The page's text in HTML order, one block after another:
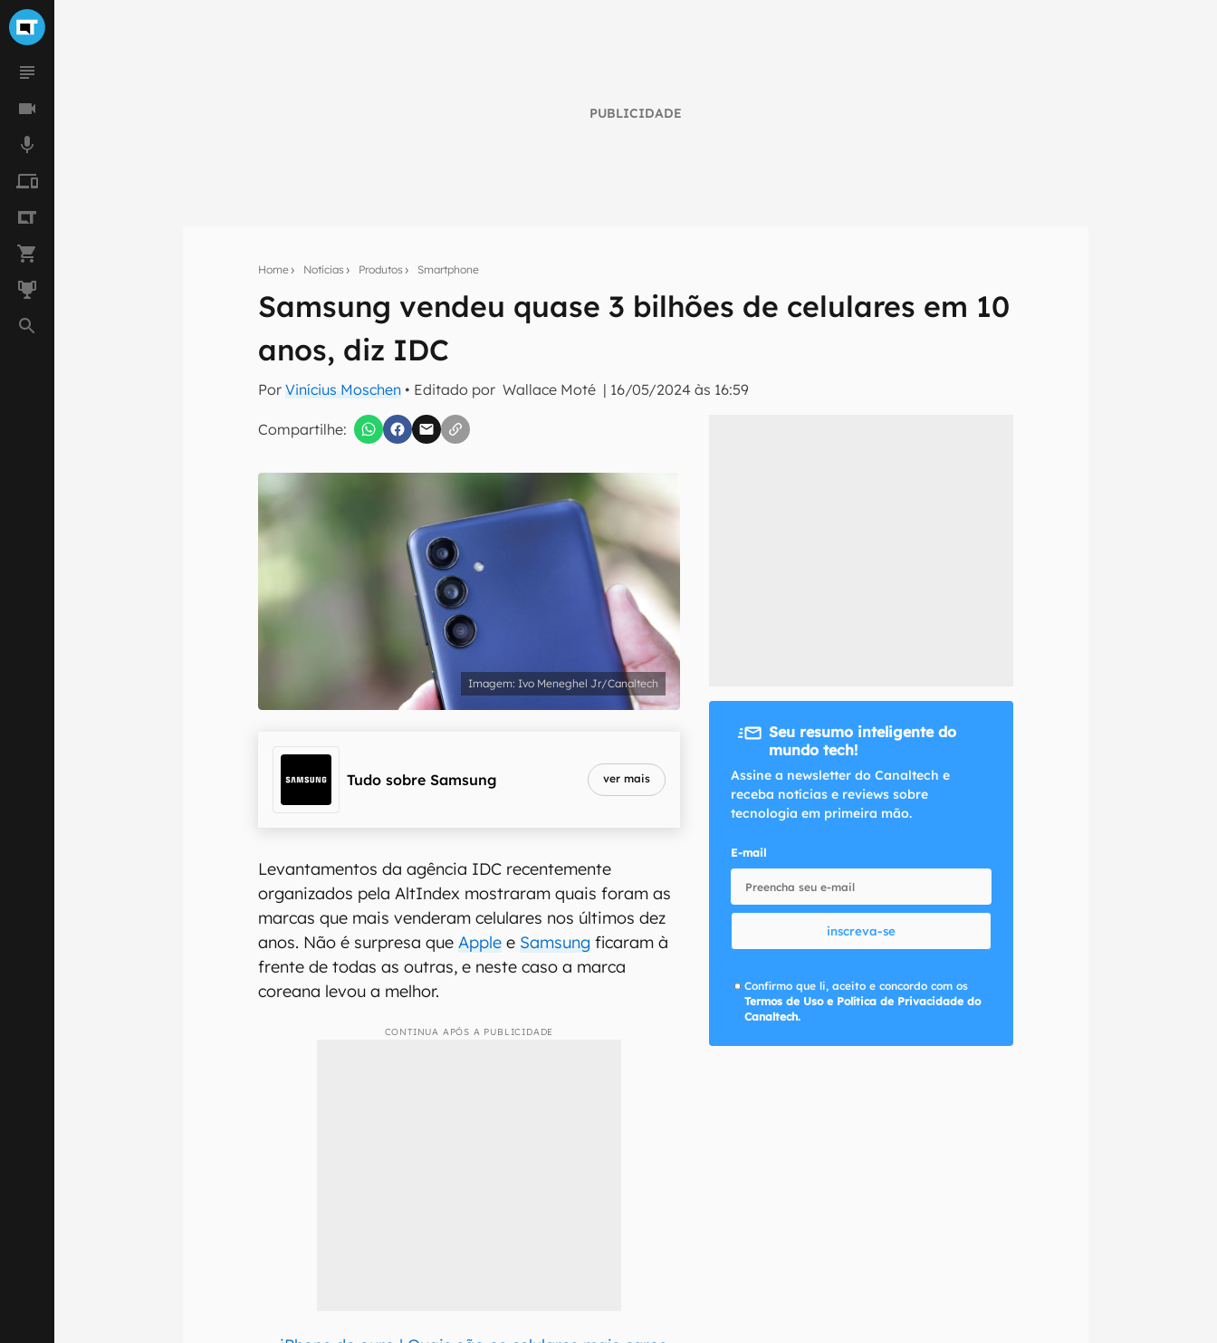
PUBLICIDADE
Home Notícias Produtos Smartphone
Samsung vendeu quase 3 bilhões de celulares em 10
anos, diz IDC
PorVinícius Moschen • Editado por Wallace Moté | 16/05/2024 às 16:59
Compartilhe:
Seu resumo inteligente do mundo tech!
Assine a newsletter do Canaltech e receba notícias e reviews sobre tecnologia em primeira
mão.
inscreva-se
Confirmo que li, aceito e concordo com os Termos de Uso e Política de Privacidade do Canaltech.
Ivo Meneghel Jr/Canaltech
Tudo sobre Samsung ver mais
Levantamentos da agência IDC recentemente
organizados pela AltIndex mostraram quais foram as
marcas que mais venderam celulares nos últimos dez
anos. Não é surpresa queApple e Samsung ficaram à
frente de todas as outras, e neste caso a marca
coreana levou a melhor.
CONTINUA APÓS A PUBLICIDADE
Seu resumo inteligente do
mundo tech!
Assine a newsletter do Canaltech e
receba notícias e reviews sobre
tecnologia em primeira mão.
E-mail
inscreva-se
Confirmo que li, aceito e concordo com os
Termos de Uso e Política de Privacidade do
Canaltech.